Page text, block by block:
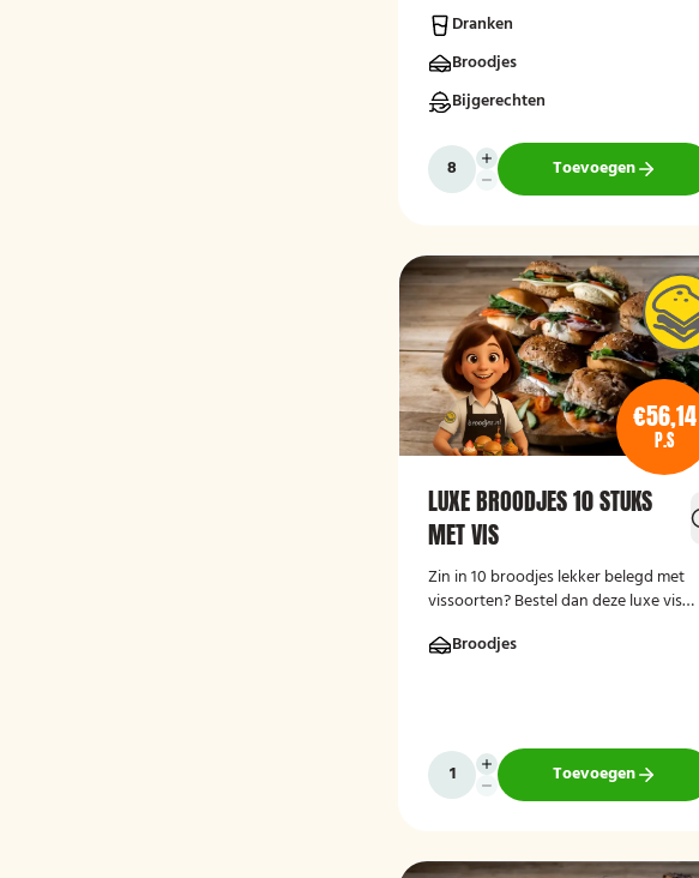
Dranken
Broodjes
Bijgerechten
Toevoegen
€56,14
P.S
LUXE BROODJES 10 STUKS
MET VIS
Zin in 10 broodjes lekker belegd met
vissoorten? Bestel dan deze luxe vis
Broodjes
Toevoegen